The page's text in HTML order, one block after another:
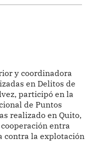
y coordinadora
en Delitos de
participó en la
de Puntos
realizado en Quito,
entra
contra la explotación